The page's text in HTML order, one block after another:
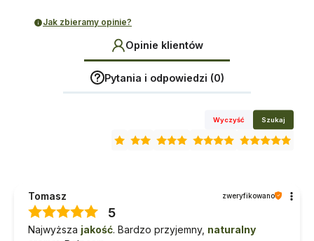
Jak zbieramy opinie?
Opinie klientów
Pytania i odpowiedzi (0)
Wyczyść Szukaj
Tomasz zweryfikowano
5
Najwyższa jakość. Bardzo przyjemny, naturalny